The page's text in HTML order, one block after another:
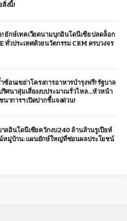
สิ่งนี้!
ยักษ์เทคเวียดนามบุกอินโดนีเซีย ปลดล็อก
ทั่วประเทศด้วยนวัตกรรม CRM ครบวงจร
อนเขย่าโครงการอาหารบำรุงฟรี! รัฐบาล
ริศนาสุ่มเสี่ยงงบประมาณรั่วไหล…หัวหน้า
าการฯ เปิดปากชี้แจงด่วน!
ลอินโดนีเซียควักงบ 240 ล้านล้านรูเปียห์
มู่บ้าน: แผนยักษ์ใหญ่ที่ซ่อนผลประโยชน์